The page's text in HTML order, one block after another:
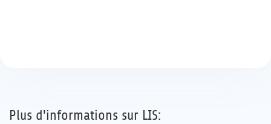
Plus d'informations sur LIS: